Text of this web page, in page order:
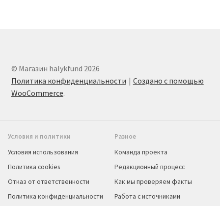
© Магазин halykfund 2026
Политика конфиденциальности
Создано с помощью
WooCommerce.
Условия и политики
Условия использования
Политика cookies
Отказ от ответственности
Политика конфиденциальности
Разное
Команда проекта
Редакционный процесс
Как мы проверяем факты
Работа с источниками